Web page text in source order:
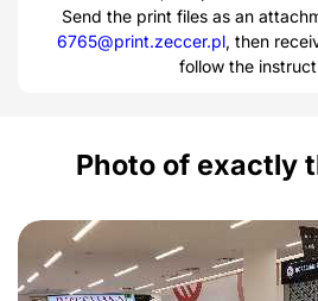
Send the print files as an
6765@print.zeccer.pl, then
follow the
Photo of exactly